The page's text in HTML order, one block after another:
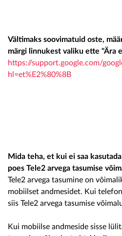
Vältimaks soovimatuid oste,
märgi linnukest valiku ette "Ära
https://support.google.com/
hl=et%E2%80%8B
Mida teha, et kui ei saa
poes Tele2 arvega tasumise
Tele2 arvega tasumine on
mobiilset andmesidet. Kui
siis Tele2 arvega tasumise
Kui mobiilse andmeside sisse